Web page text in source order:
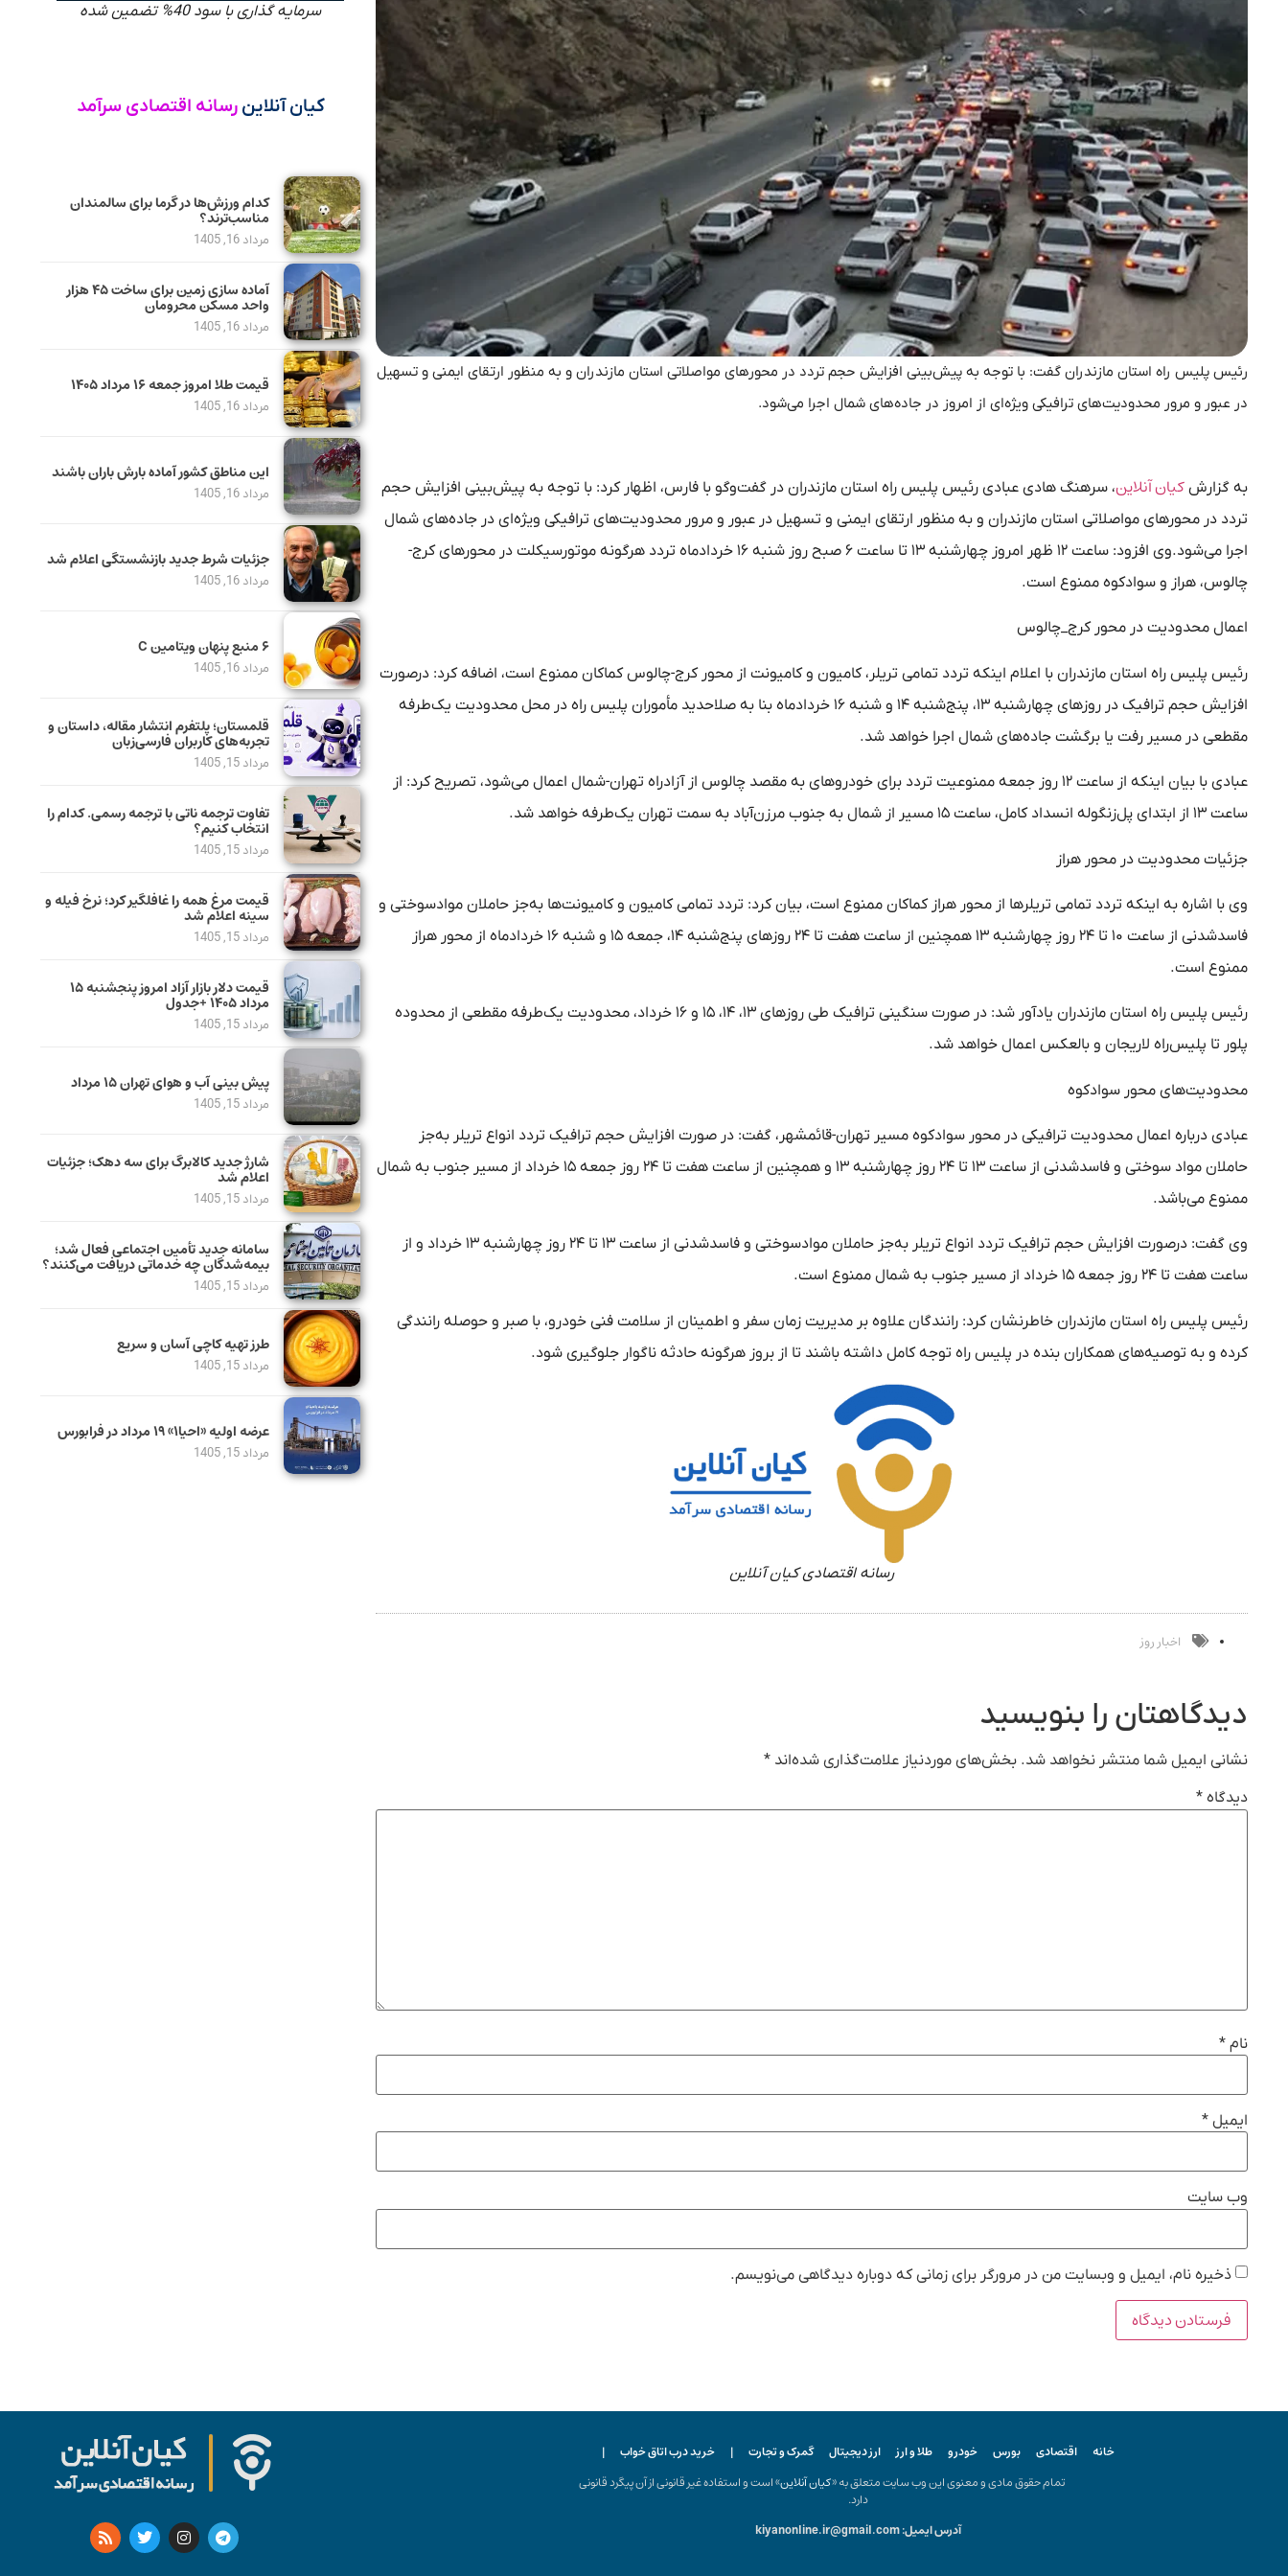
رئیس پلیس راه استان مازندران گفت: با توجه به پیش‌بینی افزایش حجم تردد در محور‌های مواصلاتی استان مازندران و به منظور ارتقای ایمنی و تسهیل
در عبور و مرور محدودیت‌های ترافیکی ویژه‌ای از امروز در جاده‌های شمال اجرا می‌شود.
به گزارش کیان آنلاین، سرهنگ هادی عبادی رئیس پلیس راه استان مازندران در گفت‌و‌گو با فارس، اظهار کرد: با توجه به پیش‌بینی افزایش حجم
تردد در محور‌های مواصلاتی استان مازندران و به منظور ارتقای ایمنی و تسهیل در عبور و مرور محدودیت‌های ترافیکی ویژه‌ای در جاده‌های شمال
اجرا می‌شود.وی افزود: ساعت ۱۲ ظهر امروز چهارشنبه ۱۳ تا ساعت ۶ صبح روز شنبه ۱۶ خردادماه تردد هرگونه موتورسیکلت در محور‌های کرج-
چالوس، هراز و سوادکوه ممنوع است.
اعمال محدودیت در محور کرج_چالوس
رئیس پلیس راه استان مازندران با اعلام اینکه تردد تمامی تریلر، کامیون و کامیونت از محور کرج-چالوس کماکان ممنوع است، اضافه کرد: درصورت
افزایش حجم ترافیک در روز‌های چهارشنبه ۱۳، پنج‌شنبه ۱۴ و شنبه ۱۶ خردادماه بنا به صلاحدید مأموران پلیس راه در محل محدودیت یک‌طرفه
مقطعی در مسیر رفت یا برگشت جاده‌های شمال اجرا خواهد شد.
عبادی با بیان اینکه از ساعت ۱۲ روز جمعه ممنوعیت تردد برای خودرو‌های به مقصد چالوس از آزادراه تهران-شمال اعمال می‌شود، تصریح کرد: از
ساعت ۱۳ از ابتدای پل‌زنگوله انسداد کامل، ساعت ۱۵ مسیر از شمال به جنوب مرزن‌آباد به سمت تهران یک‌طرفه خواهد شد.
جزئیات محدودیت در محور هراز
وی با اشاره به اینکه تردد تمامی تریلر‌ها از محور هراز کماکان ممنوع است، بیان کرد: تردد تمامی کامیون و کامیونت‌ها به‌جز حاملان موادسوختی و
فاسدشدنی از ساعت ۱۰ تا ۲۴ روز چهارشنبه ۱۳ همچنین از ساعت هفت تا ۲۴ روز‌های پنج‌شنبه ۱۴، جمعه ۱۵ و شنبه ۱۶ خردادماه از محور هراز
ممنوع است.
رئیس پلیس راه استان مازندران یادآور شد: در صورت سنگینی ترافیک طی روز‌های ۱۳، ۱۴، ۱۵ و ۱۶ خرداد، محدودیت یک‌طرفه مقطعی از محدوده
پلور تا پلیس‌راه لاریجان و بالعکس اعمال خواهد شد.
محدودیت‌های محور سوادکوه
عبادی درباره اعمال محدودیت ترافیکی در محور سوادکوه مسیر تهران-قائمشهر، گفت: در صورت افزایش حجم ترافیک تردد انواع تریلر به‌جز
حاملان مواد سوختی و فاسدشدنی از ساعت ۱۳ تا ۲۴ روز چهارشنبه ۱۳ و همچنین از ساعت هفت تا ۲۴ روز جمعه ۱۵ خرداد از مسیر جنوب به شمال
ممنوع می‌باشد.
وی گفت: درصورت افزایش حجم ترافیک تردد انواع تریلر به‌جز حاملان موادسوختی و فاسدشدنی از ساعت ۱۳ تا ۲۴ روز چهارشنبه ۱۳ خرداد و از
ساعت هفت تا ۲۴ روز جمعه ۱۵ خرداد از مسیر جنوب به شمال ممنوع است.
رئیس پلیس راه استان مازندران خاطرنشان کرد: رانندگان علاوه بر مدیریت زمان سفر و اطمینان از سلامت فنی خودرو، با صبر و حوصله رانندگی
کرده و به توصیه‌های همکاران بنده در پلیس راه توجه کامل داشته باشند تا از بروز هرگونه حادثه ناگوار جلوگیری شود.
رسانه اقتصادی کیان آنلاین
اخبار روز
دیدگاهتان را بنویسید
نشانی ایمیل شما منتشر نخواهد شد. بخش‌های موردنیاز علامت‌گذاری شده‌اند *
دیدگاه *
نام *
ایمیل *
وب‌ سایت
ذخیره نام، ایمیل و وبسایت من در مرورگر برای زمانی که دوباره دیدگاهی می‌نویسم.
سرمایه گذاری با سود 40% تضمین شده
کیان آنلاین رسانه اقتصادی سرآمد
کدام ورزش‌ها در گرما برای سالمندان
مناسب‌ترند؟
مرداد 16, 1405
آماده سازی زمین برای ساخت ۴۵ هزار
واحد مسکن محرومان
مرداد 16, 1405
قیمت طلا امروز جمعه ۱۶ مرداد ۱۴۰۵
مرداد 16, 1405
این مناطق کشور آماده بارش باران باشند
مرداد 16, 1405
جزئیات شرط جدید بازنشستگی اعلام شد
مرداد 16, 1405
۶ منبع پنهان ویتامین C
مرداد 16, 1405
قلمستان؛ پلتفرم انتشار مقاله، داستان و
تجربه‌های کاربران فارسی‌زبان
مرداد 15, 1405
تفاوت ترجمه ناتی با ترجمه رسمی. کدام را
انتخاب کنیم؟
مرداد 15, 1405
قیمت مرغ همه را غافلگیر کرد؛ نرخ فیله و
سینه اعلام شد
مرداد 15, 1405
قیمت دلار بازار آزاد امروز پنجشنبه ۱۵
مرداد ۱۴۰۵ +جدول
مرداد 15, 1405
پیش بینی آب و هوای تهران ۱۵ مرداد
مرداد 15, 1405
شارژ جدید کالابرگ برای سه دهک؛ جزئیات
اعلام شد
مرداد 15, 1405
سامانه جدید تأمین اجتماعی فعال شد؛
بیمه‌شدگان چه خدماتی دریافت می‌کنند؟
مرداد 15, 1405
طرز تهیه کاچی آسان و سریع
مرداد 15, 1405
عرضه اولیه «احیا۱» ۱۹ مرداد در فرابورس
مرداد 15, 1405
خانه اقتصادی بورس خودرو طلا و ارز ارز دیجیتال گمرک و تجارت | خرید درب اتاق خواب
|
تمام حقوق مادی و معنوی این وب سایت متعلق به «کیان آنلاین» است و استفاده غیر قانونی از آن پیگرد قانونی
دارد.
آدرس ایمیل: kiyanonline.ir@gmail.com